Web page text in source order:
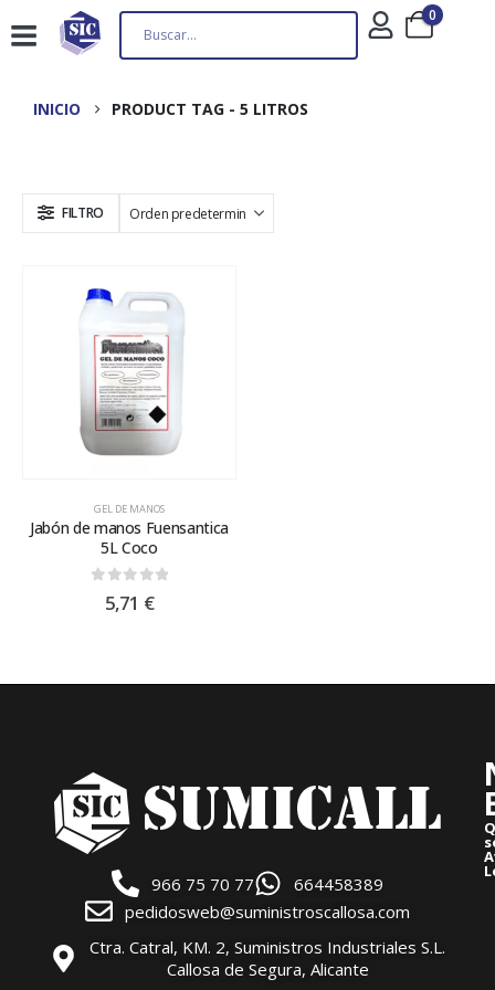
0
INICIO PRODUCT TAG - 5 LITROS
FILTRO
GEL DE MANOS
Jabón de manos Fuensantica
5L Coco
out of 5
5,71 €
966 75 70 77
664458389
pedidosweb@suministroscallosa.com
Ctra. Catral, KM. 2, Suministros Industriales S.L.
Callosa de Segura, Alicante